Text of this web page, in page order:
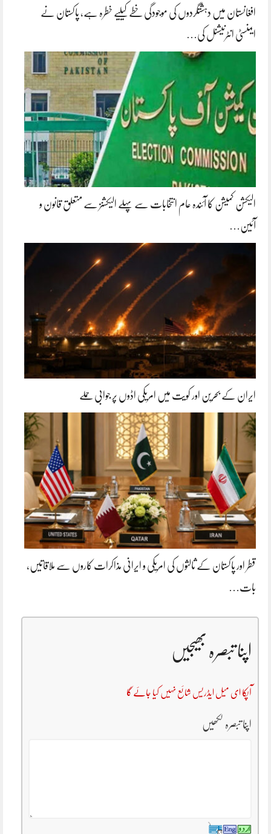
افغانستان میں دہشتگردوں کی موجودگی خطے کیلیے خطرہ ہے، پاکستان نے
ایمنسٹی انٹرنیشنل کی…
الیکشن کمیشن کا آئندہ عام انتخابات سے پہلے الیکشنز سے متعلق قانون و
آئین…
ایران کے بحرین اور کویت میں امریکی اڈوں پر جوابی حملے
قطر اور پاکستان کے ثالثوں کی امریکی و ایرانی مذاکرات کاروں سے ملاقاتیں،
بات…
اپنا تبصرہ بھیجیں
آپکا ای میل ایڈریس شائع نہیں کیا جائے گا
اپنا تبصرہ لکھیں